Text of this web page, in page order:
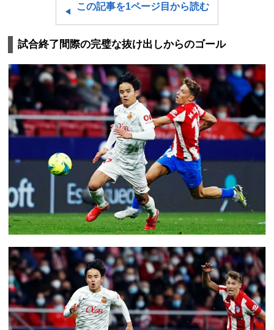
この記事を1ページ目から読む
試合終了間際の完璧な抜け出しからのゴール